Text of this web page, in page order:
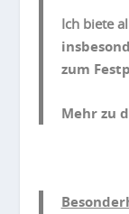
Ich biete
zum
Mehr zu